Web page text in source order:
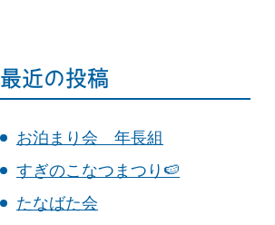
最近の投稿
お泊まり会 年長組
すぎのこなつまつり🍉
たなばた会